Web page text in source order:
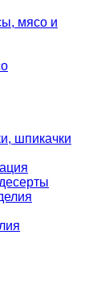
мясо и
шпикачки